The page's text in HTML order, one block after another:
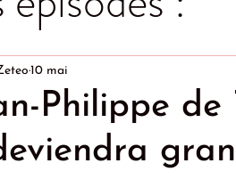
Philippe de
10 mai